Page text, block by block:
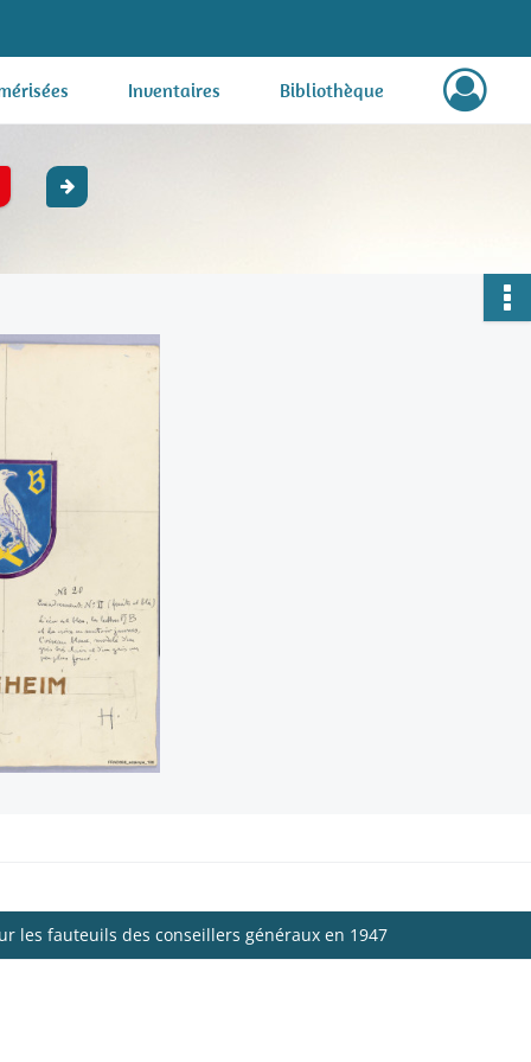
Inventaires Bibliothèque
les fauteuils des conseillers généraux en 1947